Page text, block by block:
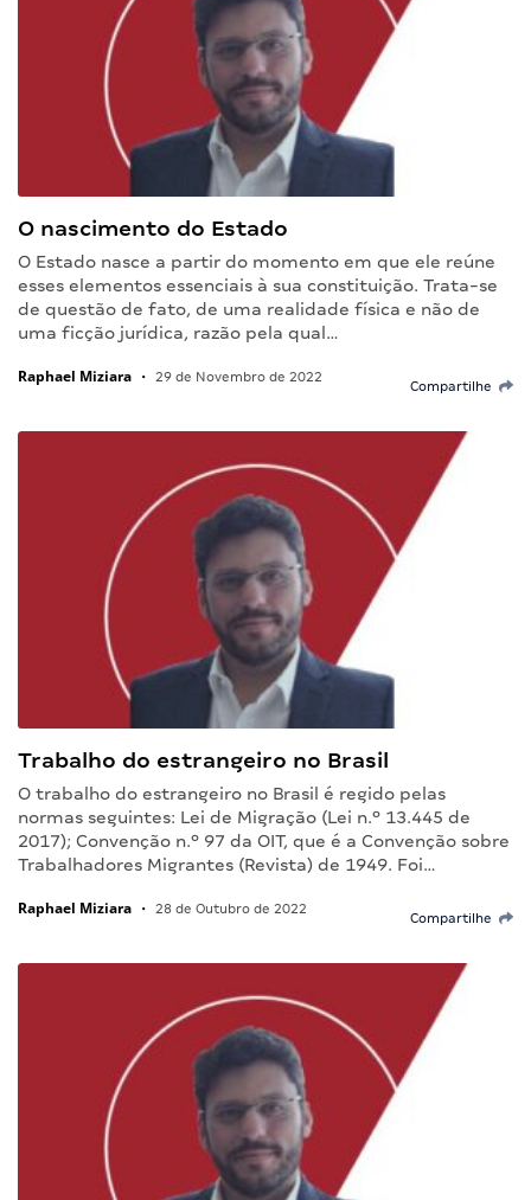
O nascimento do Estado
O Estado nasce a partir do momento em que ele reúne
esses elementos essenciais à sua constituição. Trata-se
de questão de fato, de uma realidade física e não de
uma ficção jurídica, razão pela qual…
Raphael Miziara • 29 de Novembro de 2022
Compartilhe
Trabalho do estrangeiro no Brasil
O trabalho do estrangeiro no Brasil é regido pelas
normas seguintes: Lei de Migração (Lei n.º 13.445 de
2017); Convenção n.º 97 da OIT, que é a Convenção sobre
Trabalhadores Migrantes (Revista) de 1949. Foi…
Raphael Miziara • 28 de Outubro de 2022
Compartilhe